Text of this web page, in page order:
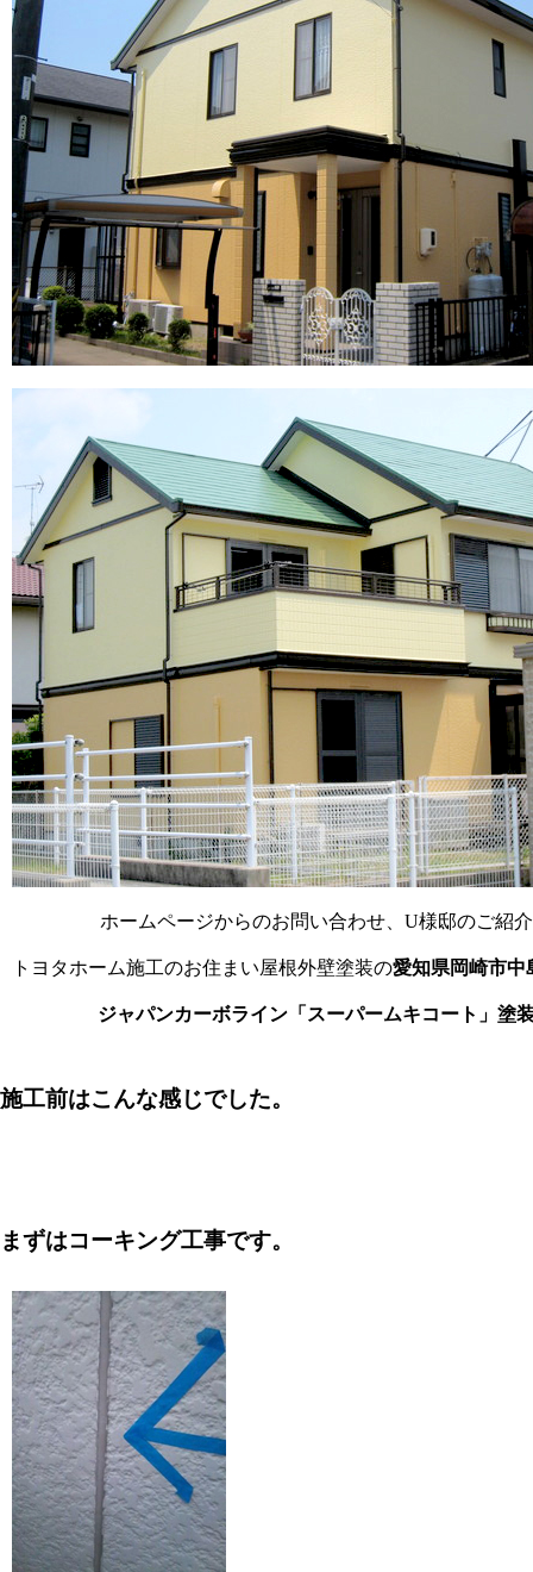
ホームページからのお問い合わせ、U様邸のご紹
トヨタホーム施工のお住まい屋根外壁塗装の愛知県岡崎市中
ジャパンカーボライン「スーパームキコート」塗
施工前はこんな感じでした。
まずはコーキング工事です。